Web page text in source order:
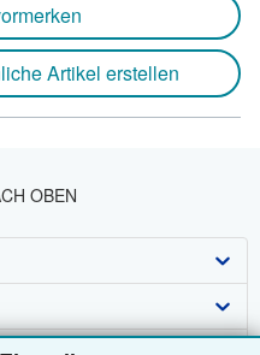
Artikel erstellen
OBEN